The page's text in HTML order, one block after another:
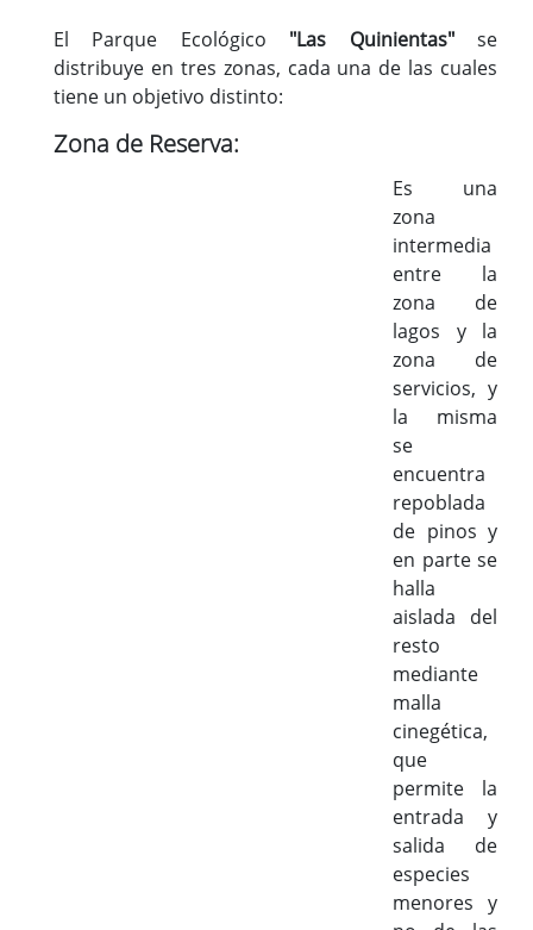
El Parque Ecológico "Las Quinientas"se
distribuye en tres zonas, cada una de las cuales
tiene un objetivo distinto:
Zona de Reserva:
Es una
zona
intermedia
entre la
zona de
lagos y la
zona de
servicios, y
la misma
se
encuentra
repoblada
de pinos y
en parte se
halla
aislada del
resto
mediante
malla
cinegética,
que
permite la
entrada y
salida de
especies
menores y